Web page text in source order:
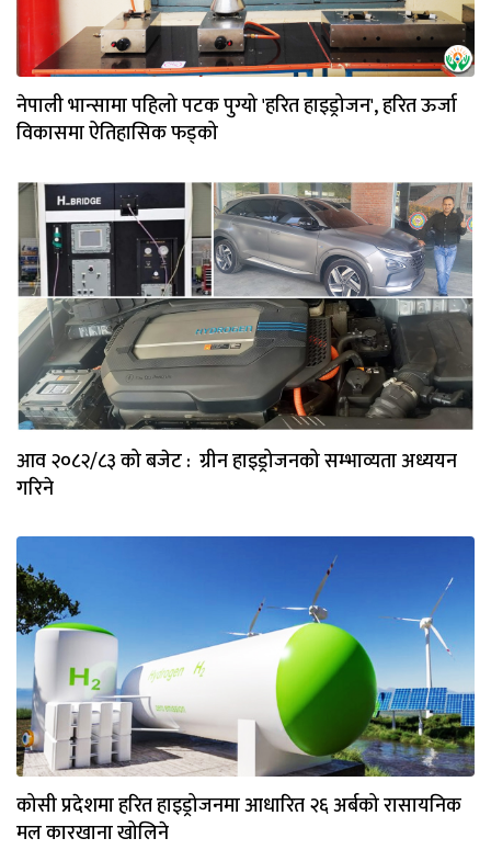
नेपाली भान्सामा पहिलो पटक पुग्यो 'हरित हाइड्रोजन', हरित ऊर्जा
विकासमा ऐतिहासिक फड्को
आव २०८२/८३ को बजेट : ग्रीन हाइड्रोजनको सम्भाव्यता अध्ययन
गरिने
कोसी प्रदेशमा हरित हाइड्रोजनमा आधारित २६ अर्बको रासायनिक
मल कारखाना खोलिने